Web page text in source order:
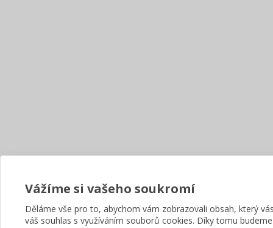
Vážíme si vašeho soukromí
Děláme vše pro to, abychom vám zobrazovali obsah, který
váš souhlas s využíváním souborů cookies. Díky tomu